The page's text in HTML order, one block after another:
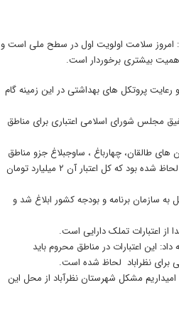
امروز سلامت اولویت اول در سطح ملی است و
بیشتری برخوردار است.
پروتکل های بهداشتی در این زمینه گام
مجلس شورای اسلامی اعتباری برای مناطق
طالقان، چهارباغ ، ساوجبلاغ جزو مناطق
محروم نبودند و فقط در شهرستان نظرآباد یک دهستان به نام نجم آباد لحاظ شده بود که کل اعتبار آن ۲ میلیارد تومان
به سازمان برنامه و بودجه کشور ابلاغ شد و
از اعتبارات تملک دارایی است.
این اعتبارات در مناطق محروم باید
برای نظراباد لحاظ شده است.
امیداریم مشکل شهرستان نظرآباد از محل این